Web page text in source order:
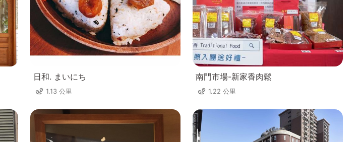
日和. まいにち
1.13 公里
南門市場-新家香肉鬆
1.22 公里